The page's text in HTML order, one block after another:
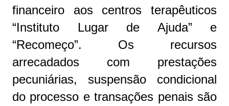
financeiro aos centros terapêuticos
“Instituto Lugar de Ajuda” e
“Recomeço”. Os recursos
arrecadados com prestações
pecuniárias, suspensão condicional
do processo e transações penais são